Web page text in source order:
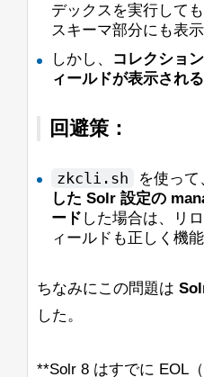
以下は私たちの起
よろしくお願いし
Lisa
他のアプローチも
歓迎します。
したがって、
報について詳し
が非常に難しいで
は、最終的なハイ
きにこのハイライ
行うことです。こ
るロジックの量が
れない可能性があ
デックスを実行して
スキーマ部分にも表
しかし、
コレクショ
ィールドが表示され
回避策：
zkcli.sh を使って
した Solr 設定の
ード した場合は、リ
ィールドも正しく機能
ちなみにこの問題は
した。
**Solr 8 はすでに EOL